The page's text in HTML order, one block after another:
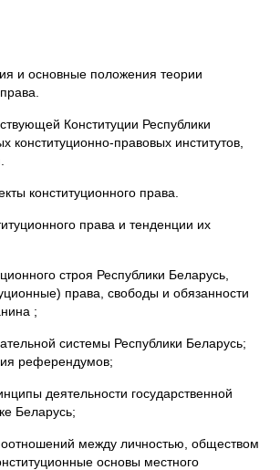
и основные положения теории
Конституции Республики
конституционно-правовых институтов,
конституционного права.
права и тенденции их
строя Республики Беларусь,
права, свободы и обязанности
;
системы Республики Беларусь;
референдумов;
деятельности государственной
Беларусь;
между личностью, обществом
основы местного